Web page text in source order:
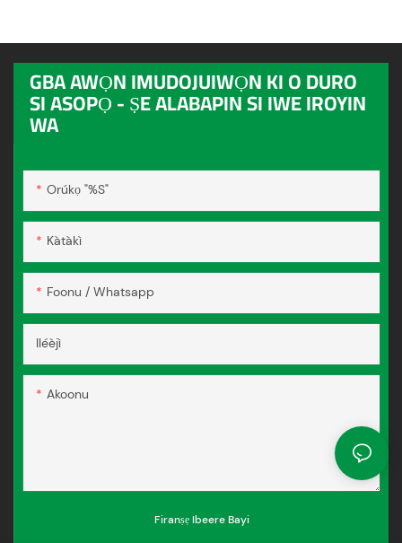
GBA AWỌN IMUDOJUIWỌN KI O DURO
SI ASOPỌ - ṢE ALABAPIN SI IWE IROYIN
WA
Orúkọ "%s"
Kàtàkì
Foonu / Whatsapp
Iléèjì
Akoonu
Firanṣẹ Ibeere Bayi